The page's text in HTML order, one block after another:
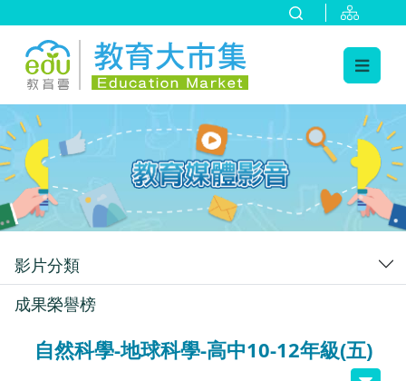
:::
影片分類
成果榮譽榜
自然科學-地球科學-高中10-12年級(五)